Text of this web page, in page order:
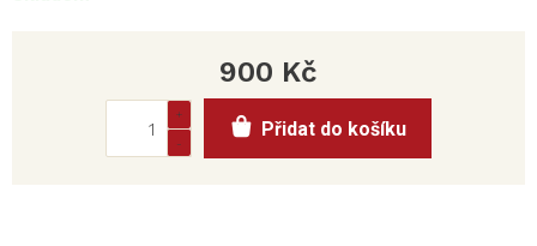
900 Kč
cena:
Přidat do košíku